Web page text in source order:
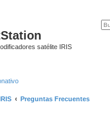
satélite IRIS
Preguntas Frecuentes